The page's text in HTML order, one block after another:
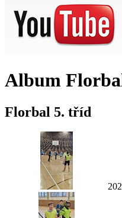
Album
Florbal 5. tříd